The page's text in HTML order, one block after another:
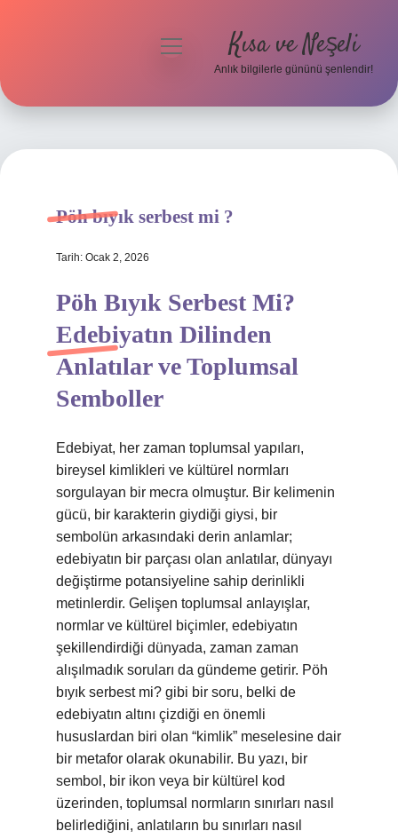
Hakkımızda
menüyü
Kısa ve Neşeli
Anlık bilgilerle gününü şenlendir!
Pöh bıyık serbest mi ?
Tarih: Ocak 2, 2026
Pöh Bıyık Serbest Mi?
Edebiyatın Dilinden
Anlatılar ve Toplumsal
Semboller
Edebiyat, her zaman toplumsal yapıları,
bireysel kimlikleri ve kültürel normları
sorgulayan bir mecra olmuştur. Bir kelimenin
gücü, bir karakterin giydiği giysi, bir
sembolün arkasındaki derin anlamlar;
edebiyatın bir parçası olan anlatılar, dünyayı
değiştirme potansiyeline sahip derinlikli
metinlerdir. Gelişen toplumsal anlayışlar,
normlar ve kültürel biçimler, edebiyatın
şekillendirdiği dünyada, zaman zaman
alışılmadık soruları da gündeme getirir. Pöh
bıyık serbest mi? gibi bir soru, belki de
edebiyatın altını çizdiği en önemli
hususlardan biri olan “kimlik” meselesine dair
bir metafor olarak okunabilir. Bu yazı, bir
sembol, bir ikon veya bir kültürel kod
üzerinden, toplumsal normların sınırları nasıl
belirlediğini, anlatıların bu sınırları nasıl